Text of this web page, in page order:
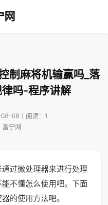
网
制麻将机输赢吗_落
吗-程序讲解
08｜阅读：1
富宁网
过微处理器来进行处理
不懂怎么使用吧。下面
的使用方法吧。